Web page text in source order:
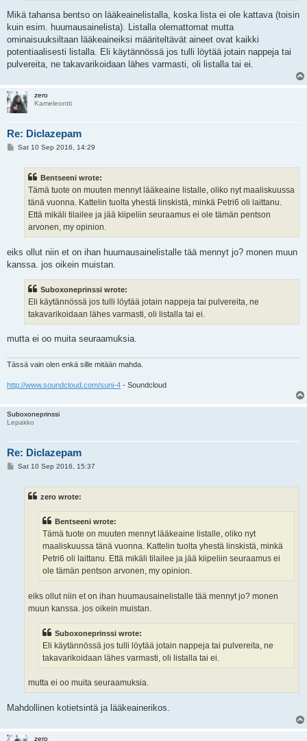
Mikä tahansa bentso on lääkeainelistalla, koska lista ei ole kattava (toisin
kuin esim. huumausainelista). Listalla olemattomat mutta
ominaisuuksiltaan lääkeaineiksi määriteltävät aineet ovat kaikki
potentiaalisesti listalla. Eli käytännössä jos tulli löytää jotain nappeja tai
pulvereita, ne takavarikoidaan lähes varmasti, oli listalla tai ei.
zero
Kameleontti
Re: Diclazepam
PSat 10 Sep 2016, 14:29
Bentseeni wrote:
Tämä tuote on muuten mennyt lääkeaine listalle, oliko nyt maaliskuussa
tänä vuonna. Kattelin tuolta yhestä linskistä, minkä Petri6 oli laittanu.
Että mikäli tilailee ja jää kiipeliin seuraamus ei ole tämän pentson
arvonen, my opinion.
eiks ollut niin et on ihan huumausainelistalle tää mennyt jo? monen muun
kanssa. jos oikein muistan.
Suboxoneprinssi wrote:
Eli käytännössä jos tulli löytää jotain nappeja tai pulvereita, ne
takavarikoidaan lähes varmasti, oli listalla tai ei.
mutta ei oo muita seuraamuksia.
Tässä vain olen enkä sille mitään mahda.
http://www.soundcloud.com/suni-4 - Soundcloud
Suboxoneprinssi
Lepakko
Re: Diclazepam
PSat 10 Sep 2016, 15:37
zero wrote:
Bentseeni wrote:
Tämä tuote on muuten mennyt lääkeaine listalle, oliko nyt
maaliskuussa tänä vuonna. Kattelin tuolta yhestä linskistä, minkä
Petri6 oli laittanu. Että mikäli tilailee ja jää kiipeliin seuraamus ei
ole tämän pentson arvonen, my opinion.
eiks ollut niin et on ihan huumausainelistalle tää mennyt jo? monen
muun kanssa. jos oikein muistan.
Suboxoneprinssi wrote:
Eli käytännössä jos tulli löytää jotain nappeja tai pulvereita, ne
takavarikoidaan lähes varmasti, oli listalla tai ei.
mutta ei oo muita seuraamuksia.
Mahdollinen kotietsintä ja lääkeainerikos.
zero